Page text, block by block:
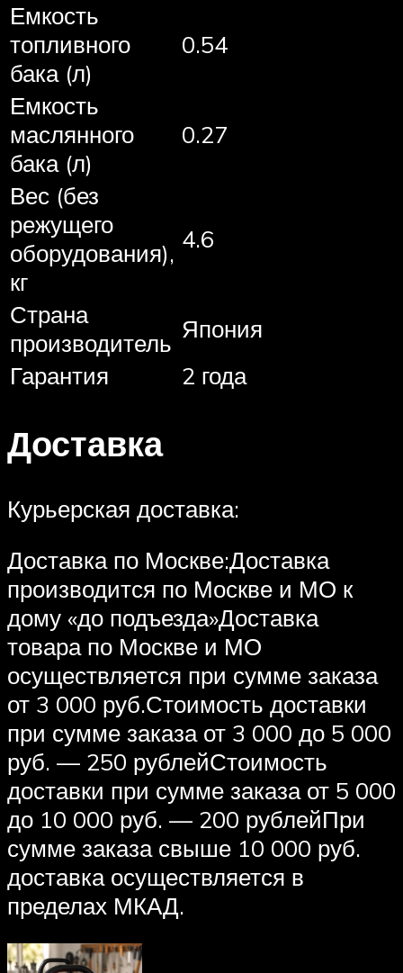
Емкость
топливного
бака (л)
0.54
Емкость
маслянного
бака (л)
0.27
Вес (без
режущего
оборудования),
кг
4.6
Страна
производитель Япония
Гарантия
2 года
Доставка
Курьерская доставка:
Доставка по Москве:Доставка
производится по Москве и МО к
дому «до подъезда»Доставка
товара по Москве и МО
осуществляется при сумме заказа
от 3 000 руб.Стоимость доставки
при сумме заказа от 3 000 до 5 000
руб. — 250 рублейСтоимость
доставки при сумме заказа от 5 000
до 10 000 руб. — 200 рублейПри
сумме заказа свыше 10 000 руб.
доставка осуществляется в
пределах МКАД.